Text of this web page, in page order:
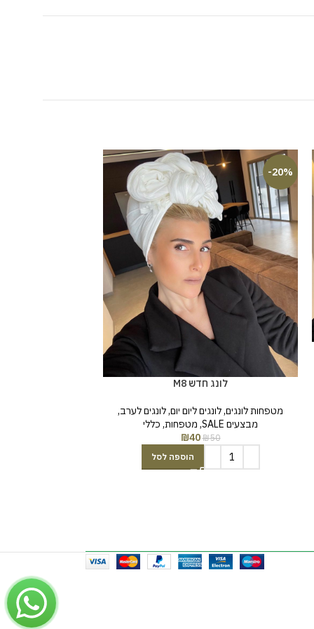
-20%
לונג חדש M8
מטפחות לונגים,לונגים ליום יום,לונגים לערב,
מבצעים SALE
, מטפחות, כללי
₪50
₪40
הוספה לסל